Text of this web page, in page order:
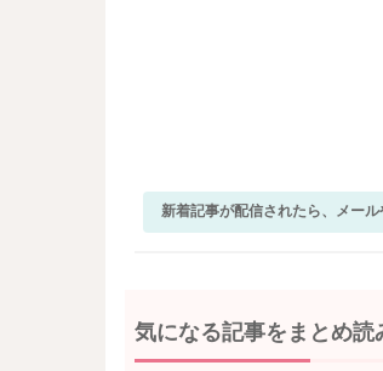
新着記事が配信されたら、メー
気になる記事をまとめ読